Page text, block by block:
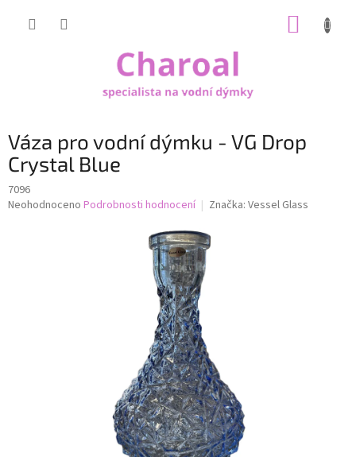
Váza pro vodní dýmku - VG Drop
Crystal Blue
7096
Průměrné
Neohodnoceno Podrobnosti hodnocení Značka: Vessel Glass